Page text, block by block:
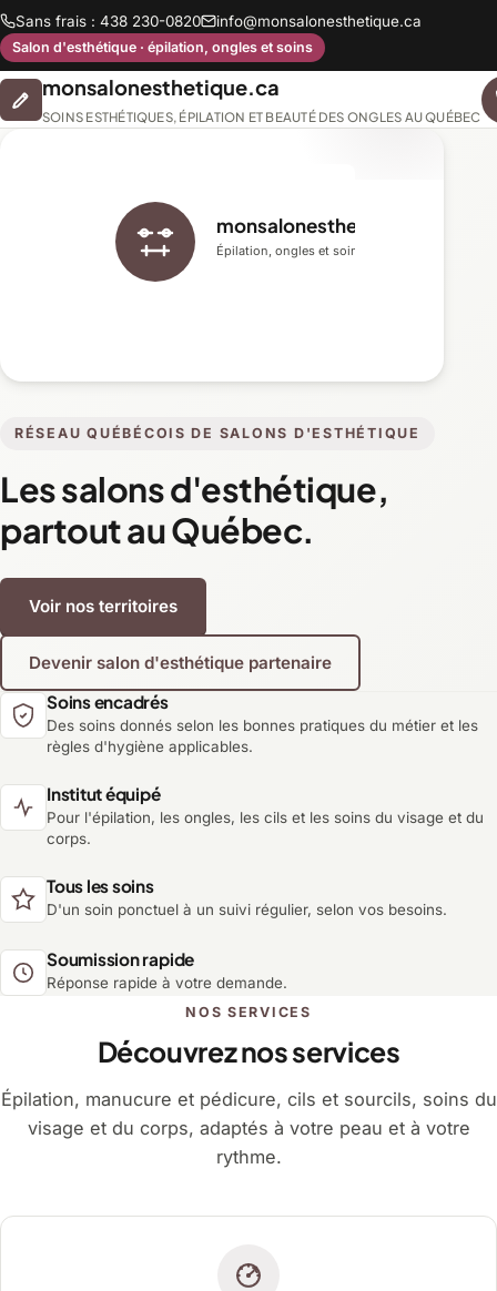
Sans frais : 438 230-0820 info@monsalonesthetique.ca
Salon d'esthétique · épilation, ongles et soins
monsalonesthetique.ca
SOINS ESTHÉTIQUES, ÉPILATION ET BEAUTÉ DES ONGLES AU QUÉBEC
RÉSEAU QUÉBÉCOIS DE SALONS D'ESTHÉTIQUE
Les salons d'esthétique,
partout au Québec.
Voir nos territoires
Devenir salon d'esthétique partenaire
monsalonesthetique.ca
Épilation, ongles et soins du visage
Soins encadrés
Des soins donnés selon les bonnes pratiques du métier et les
règles d'hygiène applicables.
Institut équipé
Pour l'épilation, les ongles, les cils et les soins du visage et du
corps.
Tous les soins
D'un soin ponctuel à un suivi régulier, selon vos besoins.
Soumission rapide
Réponse rapide à votre demande.
NOS SERVICES
Découvrez nos services
Épilation, manucure et pédicure, cils et sourcils, soins du
visage et du corps, adaptés à votre peau et à votre
rythme.